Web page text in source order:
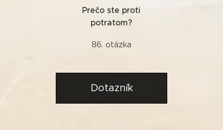
Prečo ste proti
potratom?
86. otázka
Dotazník